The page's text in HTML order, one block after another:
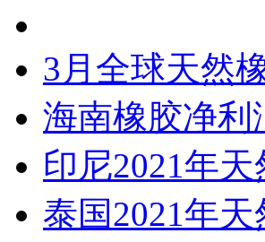
3月全球天然
海南橡胶净利
印尼2021年
泰国2021年